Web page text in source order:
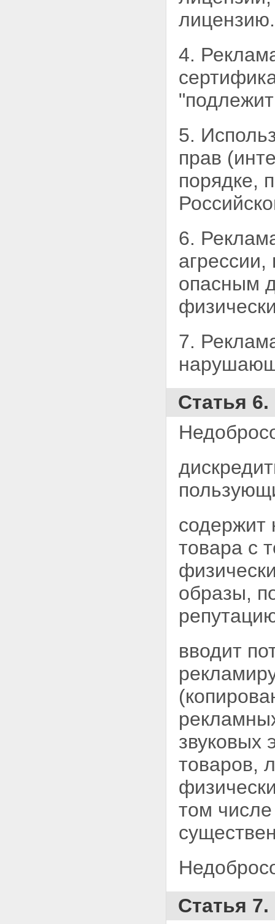
лицензию.
4.
5.
прав
порядке,
6.
агрессии,
опасным
7.
Статья
содержит
товара с
образы,
вводит
звуковых
товаров,
том числе
Статья